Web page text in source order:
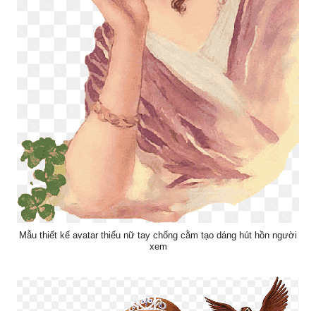
Mẫu thiết kế avatar thiếu nữ tay chống cằm tạo dáng hút hồn người
xem